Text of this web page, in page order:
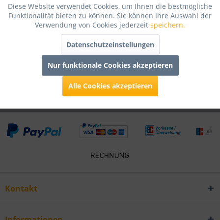
Bewertungen lesen, schreiben und diskutieren... mehr
Infos zum Hersteller
Folgende Infos zum Hersteller sind verfübar......mehr
Kunden kauften auch
Kontakt
Diese Website verwendet Cookies, um Ihnen die bestmögliche
Funktionalität bieten zu können. Sie können Ihre Auswahl der
Verwendung von Cookies jederzeit speichern.
Datenschutzeinstellungen
Nur funktionale Cookies akzeptieren
Alle Cookies akzeptieren